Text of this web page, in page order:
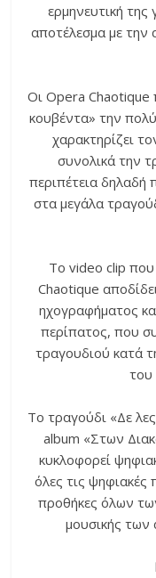
ερμηνευτική της
αποτέλεσμα με την
Oι Opera
κουβέντα» την
χαρακτηρίζει
συνολικά την
περιπέτεια δηλαδή
στα μεγάλα
Το video clip που
Chaotique
ηχογραφήματος
περίπατος, που
τραγουδιού κατά
του
Το τραγούδι «Δε
album «Στων
κυκλοφορεί
όλες τις ψηφιακές
προθήκες όλων
μουσικής των